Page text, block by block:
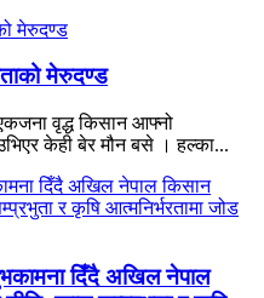
मेरुदण्ड
वृद्ध किसान आफ्नो
केही बेर मौन बसे । हल्का...
दिँदै अखिल नेपाल